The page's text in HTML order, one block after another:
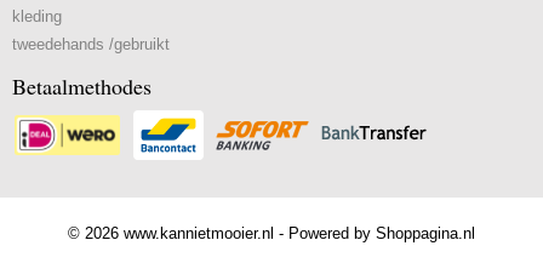
kleding
tweedehands /gebruikt
Betaalmethodes
© 2026 www.kannietmooier.nl - Powered by Shoppagina.nl